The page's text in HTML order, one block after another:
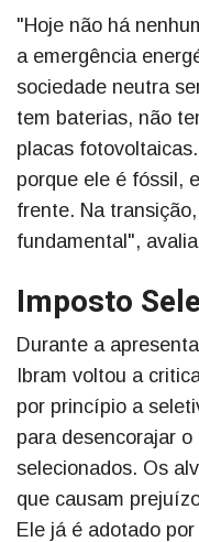
"Hoje não há
a emergência
sociedade neutra
tem baterias, não
placas
porque ele é fóssil,
frente. Na
fundamental",
Imposto
Durante a
Ibram voltou a
por princípio a
para desencorajar
selecionados. Os
que causam
Ele já é adotado